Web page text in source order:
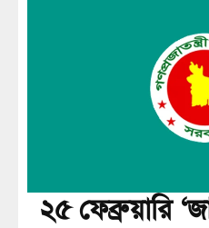
২৫ ফেব্রুয়ারি